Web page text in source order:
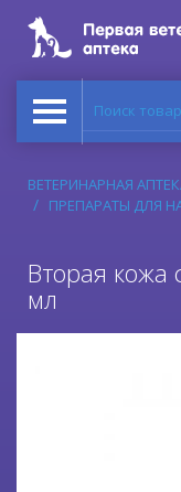
Поиск
ВЕТЕРИНАРНАЯ
ПРЕПАРАТЫ ДЛЯ
Вторая
мл